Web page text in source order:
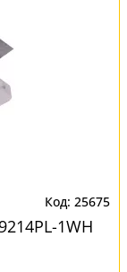
25675
1WH